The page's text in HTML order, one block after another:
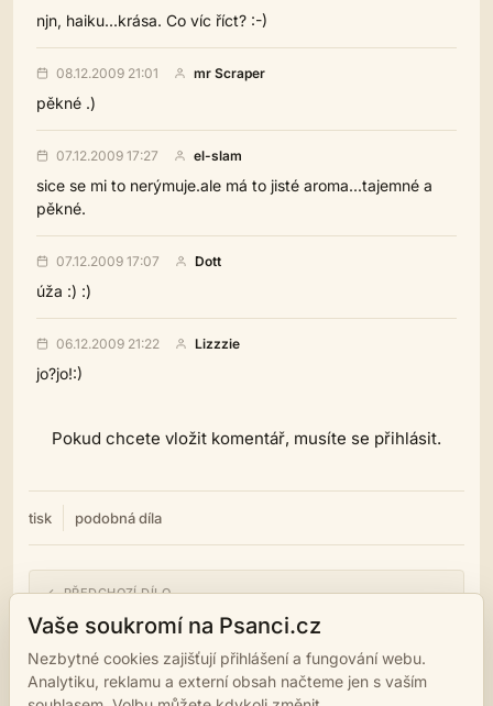
njn, haiku...krása. Co víc říct? :-)
08.12.2009 21:01 mr Scraper
pěkné .)
07.12.2009 17:27 el-slam
sice se mi to nerýmuje.ale má to jisté aroma...tajemné a
pěkné.
07.12.2009 17:07 Dott
úža :) :)
06.12.2009 21:22 Lizzzie
jo?jo!:)
Pokud chcete vložit komentář, musíte se přihlásit.
tisk podobná díla
← PŘEDCHOZÍ DÍLO
Epitaf
NÁSLEDUJÍCÍ DÍLO →
Vaše soukromí na Psanci.cz
Nezbytné cookies zajišťují přihlášení a fungování webu.
Analytiku, reklamu a externí obsah načteme jen s vaším